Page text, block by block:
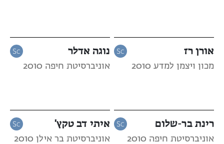
אורן רז
מכון ויצמן למדע 2010
נוגה אדלר
אוניברסיטת חיפה 2010
רינת בר-שלום
אוניברסיטת חיפה 2010
איתי דב טקץ'
אוניברסיטת בר אילן 2010